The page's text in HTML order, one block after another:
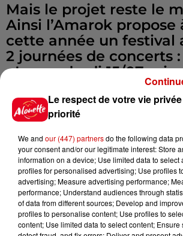
Mais le projet reste le
Ainsi l’Amarok propose
cette année un festival
2 journées de concerts :
• Le vendredi 15/07
moderne (Hardcore,
Metalcore, …) avec
Dali Thundering
PRISMERIA / Solitaris /
Romance
• Le samedi 16/07
Old school” (Black,
…) avec The Great Old
Fractal Universe /
The Throne / Atrocia
Le respect de votre vie
priorité
We and our (447) partnersdo the following data
your consent and/or our legitimate interest: Store
information on a device; Use limited data to select
profiles for personalised advertising; Use profiles
advertising; Measure advertising performance;
performance; Understand audiences through
of data from different sources; Develop and
profiles to personalise content; Use profiles to
content; Use limited data to select content; Ensure